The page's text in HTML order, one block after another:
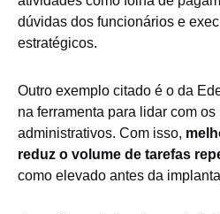
dúvidas dos funcionários e
estratégicos.
Outro exemplo citado é o da
na ferramenta para lidar com os
administrativos. Com isso,
reduz o volume de tarefas
como elevado antes da